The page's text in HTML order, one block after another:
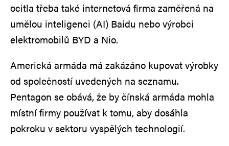
ocitla třeba také internetová firma zaměřená na
umělou inteligenci (AI) Baidu nebo výrobci
elektromobilů BYD a Nio.
Americká armáda má zakázáno kupovat výrobky
od společností uvedených na seznamu.
Pentagon se obává, že by čínská armáda mohla
místní firmy používat k tomu, aby dosáhla
pokroku v sektoru vyspělých technologií.